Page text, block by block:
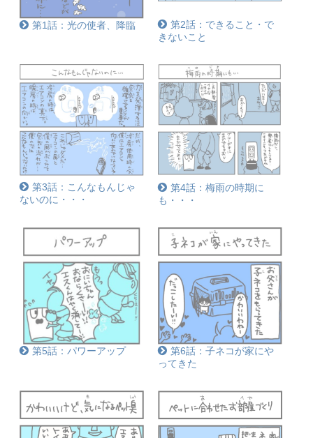
第1話：光の使者、降臨
第2話：できること・で
きないこと
第3話：こんなもんじゃ
ないのに・・・
第4話：梅雨の時期に
も・・・
第5話：パワーアップ
第6話：子ネコが家にや
ってきた